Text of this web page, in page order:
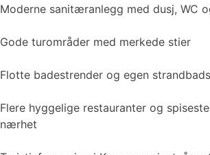
Moderne sanitæranlegg med dusj, WC
Gode turområder med merkede stier
Flotte badestrender og egen
Flere hyggelige restauranter og
nærhet